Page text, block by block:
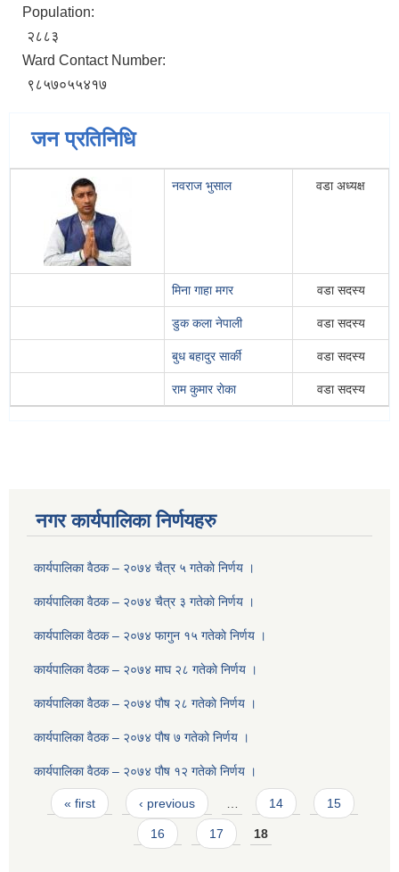
Population:
२८८३
Ward Contact Number:
९८५७०५५४१७
जन प्रतिनिधि
नवराज भुसाल वडा अध्यक्ष
मिना गाहा मगर वडा सदस्य
डुक कला नेपाली वडा सदस्य
बुध बहादुर सार्की वडा सदस्य
राम कुमार राेका वडा सदस्य
नगर कार्यपालिका निर्णयहरु
कार्यपालिका वैठक – २०७४ चैत्र ५ गतेकाे निर्णय ।
कार्यपालिका वैठक – २०७४ चैत्र ३ गतेकाे निर्णय ।
कार्यपालिका वैठक – २०७४ फागुन १५ गतेकाे निर्णय ।
कार्यपालिका वैठक – २०७४ माघ २८ गतेकाे निर्णय ।
कार्यपालिका वैठक – २०७४ पाैष २८ गतेकाे निर्णय ।
कार्यपालिका वैठक – २०७४ पाैष ७ गतेकाे निर्णय ।
कार्यपालिका वैठक – २०७४ पाैष १२ गतेकाे निर्णय ।
Pages
« first ‹ previous … 14 15
16 17 18